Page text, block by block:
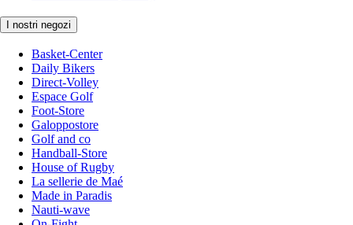
I nostri negozi
Basket-Center
Daily Bikers
Direct-Volley
Espace Golf
Foot-Store
Galoppostore
Golf and co
Handball-Store
House of Rugby
La sellerie de Maé
Made in Paradis
Nauti-wave